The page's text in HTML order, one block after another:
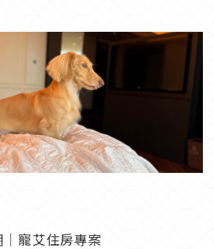
寵艾住房專案